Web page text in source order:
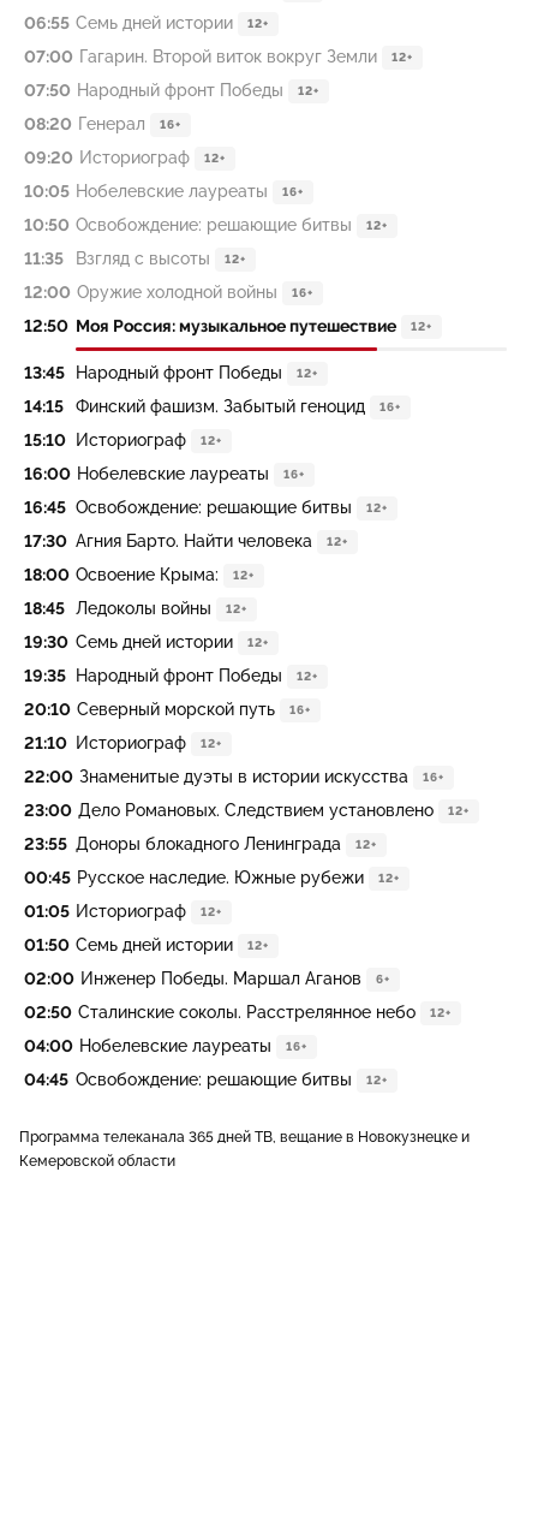
06:55 Семь дней истории 12+
07:00 Гагарин. Второй виток вокруг Земли 12+
07:50 Народный фронт Победы 12+
08:20 Генерал 16+
09:20 Историограф 12+
10:05 Нобелевские лауреаты 16+
10:50 Освобождение: решающие битвы 12+
11:35 Взгляд с высоты 12+
12:00 Оружие холодной войны 16+
12:50 Моя Россия: музыкальное путешествие 12+
13:45 Народный фронт Победы 12+
14:15 Финский фашизм. Забытый геноцид 16+
15:10 Историограф 12+
16:00 Нобелевские лауреаты 16+
16:45 Освобождение: решающие битвы 12+
17:30 Агния Барто. Найти человека 12+
18:00 Освоение Крыма: 12+
18:45 Ледоколы войны 12+
19:30 Семь дней истории 12+
19:35 Народный фронт Победы 12+
20:10 Северный морской путь 16+
21:10 Историограф 12+
22:00 Знаменитые дуэты в истории искусства 16+
23:00 Дело Романовых. Следствием установлено 12+
23:55 Доноры блокадного Ленинграда 12+
00:45 Русское наследие. Южные рубежи 12+
01:05 Историограф 12+
01:50 Семь дней истории 12+
02:00 Инженер Победы. Маршал Аганов 6+
02:50 Сталинские соколы. Расстрелянное небо 12+
04:00 Нобелевские лауреаты 16+
04:45 Освобождение: решающие битвы 12+
Программа телеканала 365 дней ТВ, вещание в Новокузнецке и
Кемеровской области